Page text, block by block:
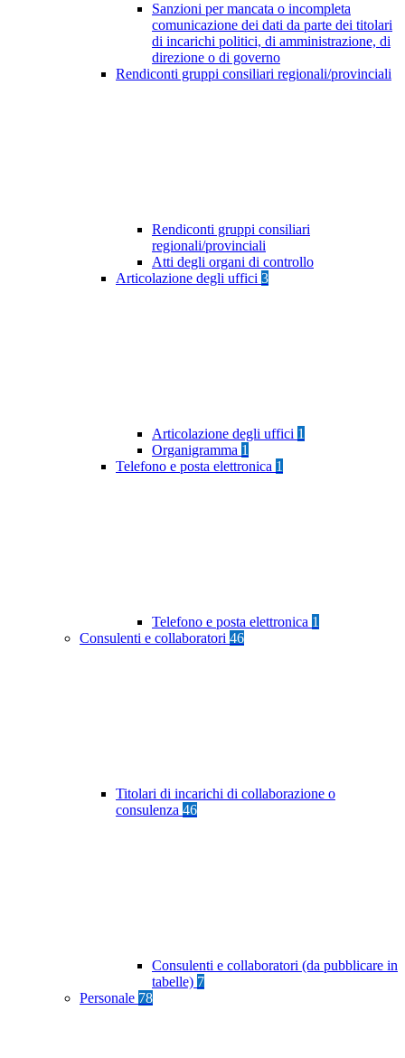
Sanzioni per mancata o incompleta
comunicazione dei dati da parte dei titolari
di incarichi politici, di amministrazione, di
direzione o di governo
Rendiconti gruppi consiliari regionali/provinciali
Rendiconti gruppi consiliari
regionali/provinciali
Atti degli organi di controllo
Articolazione degli uffici 3
Articolazione degli uffici 1
Organigramma 1
Telefono e posta elettronica 1
Telefono e posta elettronica 1
Consulenti e collaboratori 46
Titolari di incarichi di collaborazione o
consulenza 46
Consulenti e collaboratori (da pubblicare in
tabelle) 7
Personale 78